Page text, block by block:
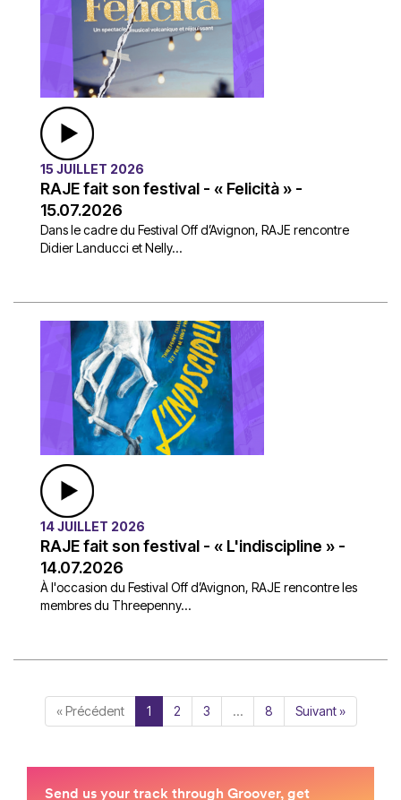
15 JUILLET 2026
RAJE fait son festival - « Felicità » -
15.07.2026
Dans le cadre du Festival Off d’Avignon, RAJE rencontre
Didier Landucci et Nelly...
14 JUILLET 2026
RAJE fait son festival - « L'indiscipline » -
14.07.2026
À l'occasion du Festival Off d’Avignon, RAJE rencontre les
membres du Threepenny...
« Précédent 1 2 3 … 8 Suivant »